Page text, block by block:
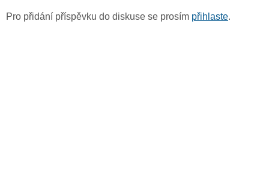
Pro přidání příspěvku do diskuse se prosím přihlaste.